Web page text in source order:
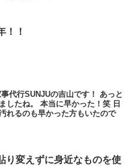
！！
代行SUNJUの吉山です！ あっと
したね。 本当に早かった！笑 日
れるのも早かった方もいたので
り変えずに身近なものを使